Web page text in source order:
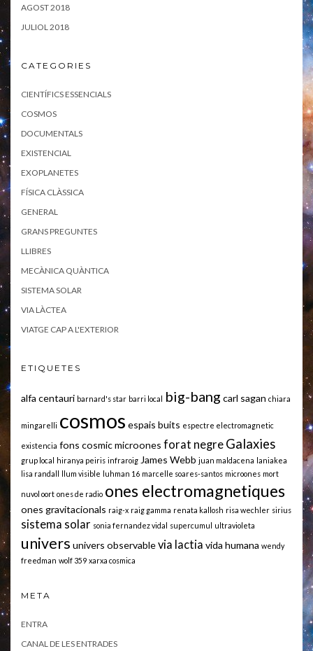
AGOST 2018
JULIOL 2018
CATEGORIES
CIENTÍFICS ESSENCIALS
COSMOS
DOCUMENTALS
EXISTENCIAL
EXOPLANETES
FÍSICA CLÀSSICA
GENERAL
GRANS PREGUNTES
LLIBRES
MECÀNICA QUÀNTICA
SISTEMA SOLAR
VIA LÀCTEA
VIATGE CAP A L'EXTERIOR
ETIQUETES
alfa centauri barnard's star barri local big-bang carl sagan chiara
mingarelli cosmos espais buits espectre electromagnetic
existencia fons cosmic microones forat negre Galaxies
grup local hiranya peiris infraroig James Webb juan maldacena laniakea
lisa randall
llum visible luhman 16 marcelle soares-santos microones mort
nuvol oort ones de radio ones electromagnetiques
ones gravitacionals raig-x raig gamma renata kallosh risa wechler sirius
sistema solar sonia fernandez vidal supercumul ultravioleta
univers univers observablevia lactia vida humana wendy
freedman wolf 359 xarxa cosmica
META
ENTRA
CANAL DE LES ENTRADES